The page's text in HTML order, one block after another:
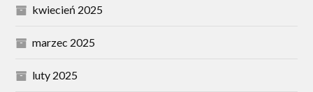
kwiecień 2025
marzec 2025
luty 2025